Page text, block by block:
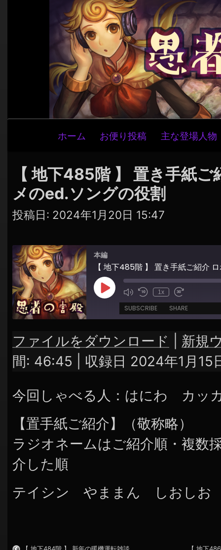
ゲ
ー
ョ
ン
ホーム お便り投稿 主な登場人物
【 地下485階 】 置き手紙
メのed.ソングの役割
投稿日: 2024年1月20日 15:47
本編
【 地下485階 】 置き手紙ご紹介
Play
Episode
1x
SUBSCRIBE SHARE
RSS FEED
SHARE
LINK
EMBED
ファイルをダウンロード
新規
間: 46:45
収録日 2024年1月15
今回しゃべる人：はにわ カッ
【置手紙ご紹介】（敬称略）
ラジオネームはご紹介順・複数
介した順
テイシン やままん しおし
【 地下484階 】 新年の暖機運転雑談 【 地下